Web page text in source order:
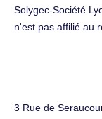
Solygec-Société
n'est pas affilié au
3 Rue de